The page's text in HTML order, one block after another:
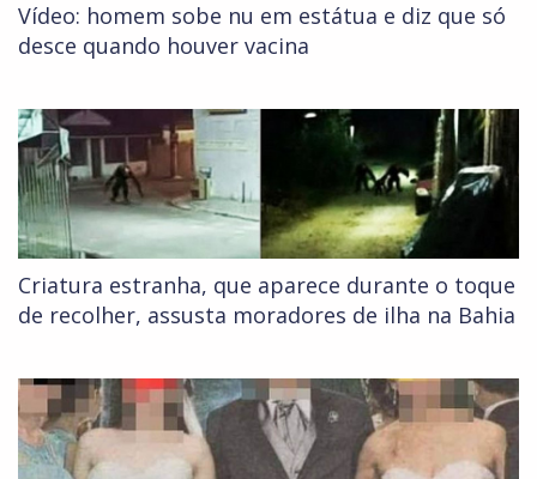
Vídeo: homem sobe nu em estátua e diz que só
desce quando houver vacina
Criatura estranha, que aparece durante o toque
de recolher, assusta moradores de ilha na Bahia